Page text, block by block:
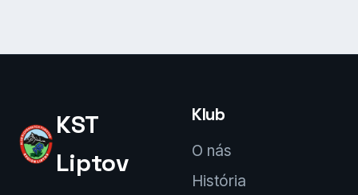
KST
Liptov
Klub
O nás
História